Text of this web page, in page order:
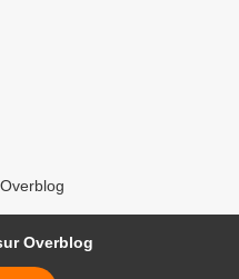
Overblog